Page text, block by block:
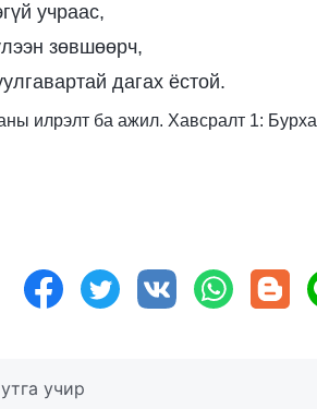
учраас,
зөвшөөрч,
дагах ёстой.
илрэлт ба ажил. Хавсралт 1:
учир